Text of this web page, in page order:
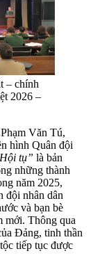
– chính
2026 –
Văn Tú,
hình Quân đội
tụ” là bản
những thành
năm 2025,
đội nhân dân
và bạn bè
mới. Thông qua
Đảng, tinh thần
tiếp tục được